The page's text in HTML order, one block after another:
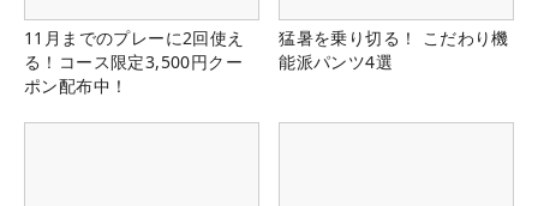
11月までのプレーに2回使え
る！コース限定3,500円クー
ポン配布中！
猛暑を乗り切る！ こだわり機
能派パンツ4選